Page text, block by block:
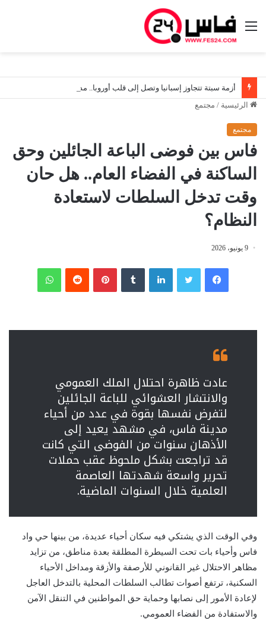
القائمة
الرئيسية / مجتمع
مجتمع
فاس بين فوضى الباعة الجائلين وحق
الساكنة في الفضاء العام.. هل حان
وقت تدخل السلطات لاستعادة
النظام؟
9 يونيو، 2026
فيسبوك لينكدإن بينتيريست
عادت ظاهرة احتلال الملك العمومي
والانتشار العشوائي للباعة الجائلين
لتفرض نفسها بقوة في عدد من أحياء
مدينة فاس، في مشهد يعيد إلى
الأذهان سنوات من الفوضى التي كانت
قد تراجعت بشكل ملحوظ عقب حملات
تحرير واسعة شهدتها العاصمة
العلمية خلال السنوات الماضية.
وفي الوقت الذي يشتكي فيه سكان أحياء عديدة، من بينها حي واد
فاس وأحياء بات تحت السيطرة المطلقة بعدة مناطق، من تزايد
مظاهر الاحتلال غير القانوني للأرصفة والأزقة ومداخل الأحياء
السكنية، ترتفع أصوات تطالب السلطات المحلية بالتدخل العاجل
لإعادة الأمور إلى نصابها وحماية حق المواطنين في التنقل الآمن
والاستفادة من الفضاء العمومي.